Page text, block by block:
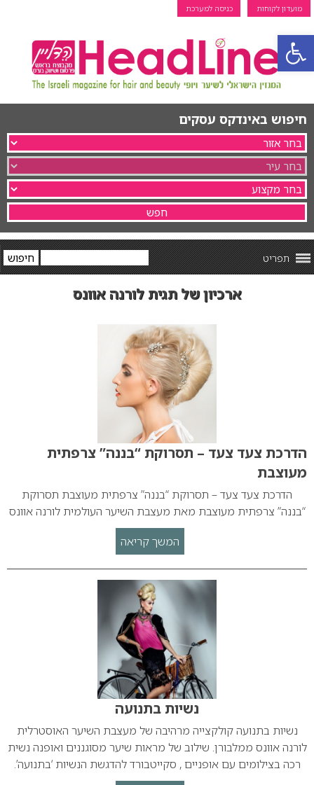
פתח סרגל נגישות
מועדון לקוחות כניסה למערכת
חיפוש באינדקס עסקים
תפריט
ארכיון של תגית לורנה אוונס
הדרכת צעד צעד – תסרוקת “בננה” צרפתית
מעוצבת
הדרכת צעד צעד – תסרוקת “בננה” צרפתית מעוצבת תסרוקת
“בננה” צרפתית מעוצבת מאת מעצבת השיער העולמית לורנה אוונס
המשך קריאה
נשיות בתנועה
נשיות בתנועה קולקצייה מרהיבה של מעצבת השיער האוסטרלית
לורנה אוונס ממלבורן. שילוב של מראות שיער מסוגננים ואופנה נשית
רכה בצילומים עם אופניים , סקייטבורד להדגשת הנשיות ‘בתנועה’.